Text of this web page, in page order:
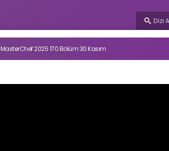
MasterChef 2025 170.Bölüm 30 Kasım